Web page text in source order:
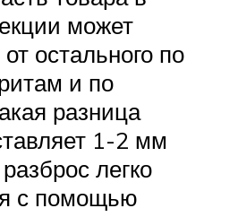
может
остального по
и по
разница
1-2 мм
легко
с помощью